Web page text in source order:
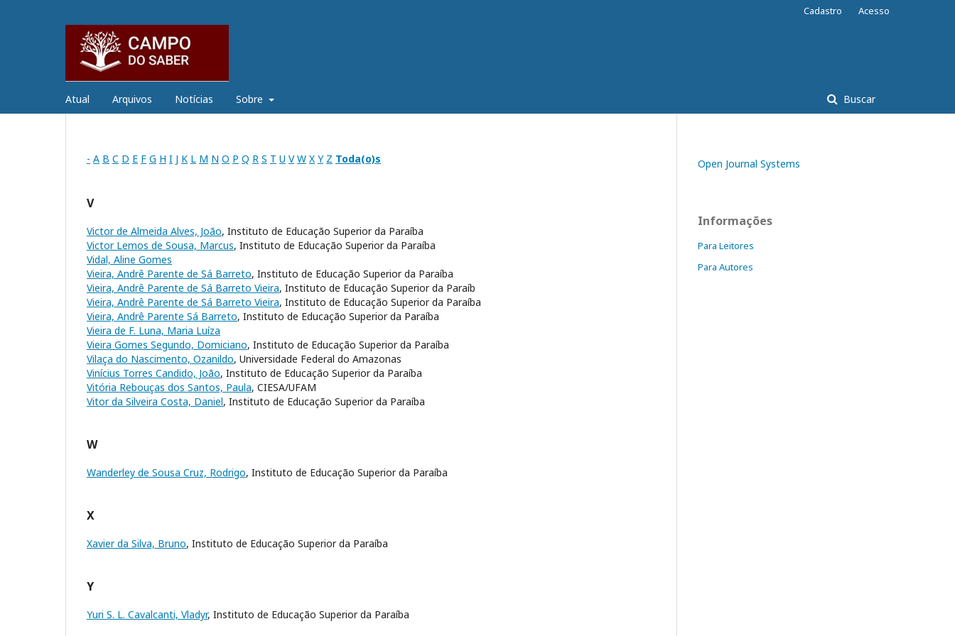
Atual Arquivos Notícias Sobre Buscar
Cadastro Acesso
- A B C D E F G H I J K L M N O P Q R S T U V W X Y Z Toda(o)s
V
Victor de Almeida Alves, João, Instituto de Educação Superior da Paraíba
Victor Lemos de Sousa, Marcus, Instituto de Educação Superior da Paraíba
Vidal, Aline Gomes
Vieira, Andrê Parente de Sá Barreto, Instituto de Educação Superior da Paraíba
Vieira, Andrê Parente de Sá Barreto Vieira, Instituto de Educação Superior da Paraíb
Vieira, Andrê Parente de Sá Barreto Vieira, Instituto de Educação Superior da Paraíba
Vieira, Andrê Parente Sá Barreto, Instituto de Educação Superior da Paraíba
Vieira de F. Luna, Maria Luíza
Vieira Gomes Segundo, Domiciano, Instituto de Educação Superior da Paraíba
Vilaça do Nascimento, Ozanildo, Universidade Federal do Amazonas
Vinícius Torres Candido, João, Instituto de Educação Superior da Paraíba
Vitória Rebouças dos Santos, Paula, CIESA/UFAM
Vitor da Silveira Costa, Daniel, Instituto de Educação Superior da Paraíba
W
Wanderley de Sousa Cruz, Rodrigo, Instituto de Educação Superior da Paraíba
X
Xavier da Silva, Bruno, Instituto de Educação Superior da Paraíba
Y
Yuri S. L. Cavalcanti, Vladyr, Instituto de Educação Superior da Paraíba
Open Journal Systems
Informações
Para Leitores
Para Autores